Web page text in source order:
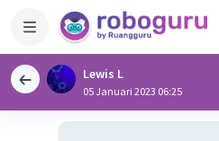
Lewis L
05 Januari 2023 06:25